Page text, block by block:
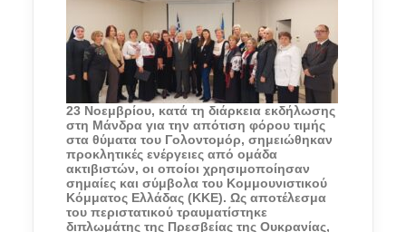
23 Νοεμβρίου, κατά τη διάρκεια εκδήλωσης
στη Μάνδρα για την απότιση φόρου τιμής
στα θύματα του Γολοντομόρ, σημειώθηκαν
προκλητικές ενέργειες από ομάδα
ακτιβιστών, οι οποίοι χρησιμοποίησαν
σημαίες και σύμβολα του Κομμουνιστικού
Κόμματος Ελλάδας (ΚΚΕ). Ως αποτέλεσμα
του περιστατικού τραυματίστηκε
διπλωμάτης της Πρεσβείας της Ουκρανίας,